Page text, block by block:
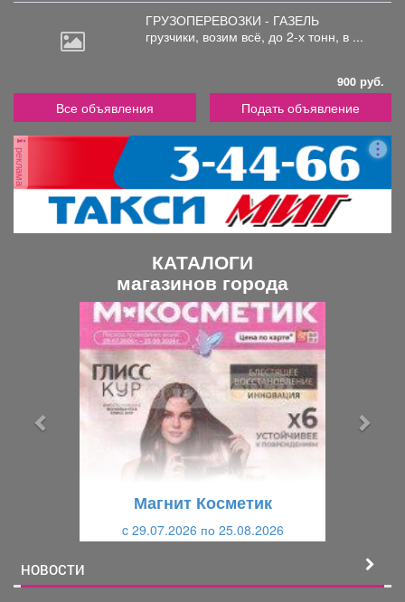
ГРУЗОПЕРЕВОЗКИ - ГАЗЕЛЬ
грузчики, возим всё, до 2-х тонн, в ...
900 руб.
Все объявления Подать объявление
реклама
КАТАЛОГИ
магазинов города
Магнит Косметик
c 29.07.2026 по 25.08.2026
НОВОСТИ